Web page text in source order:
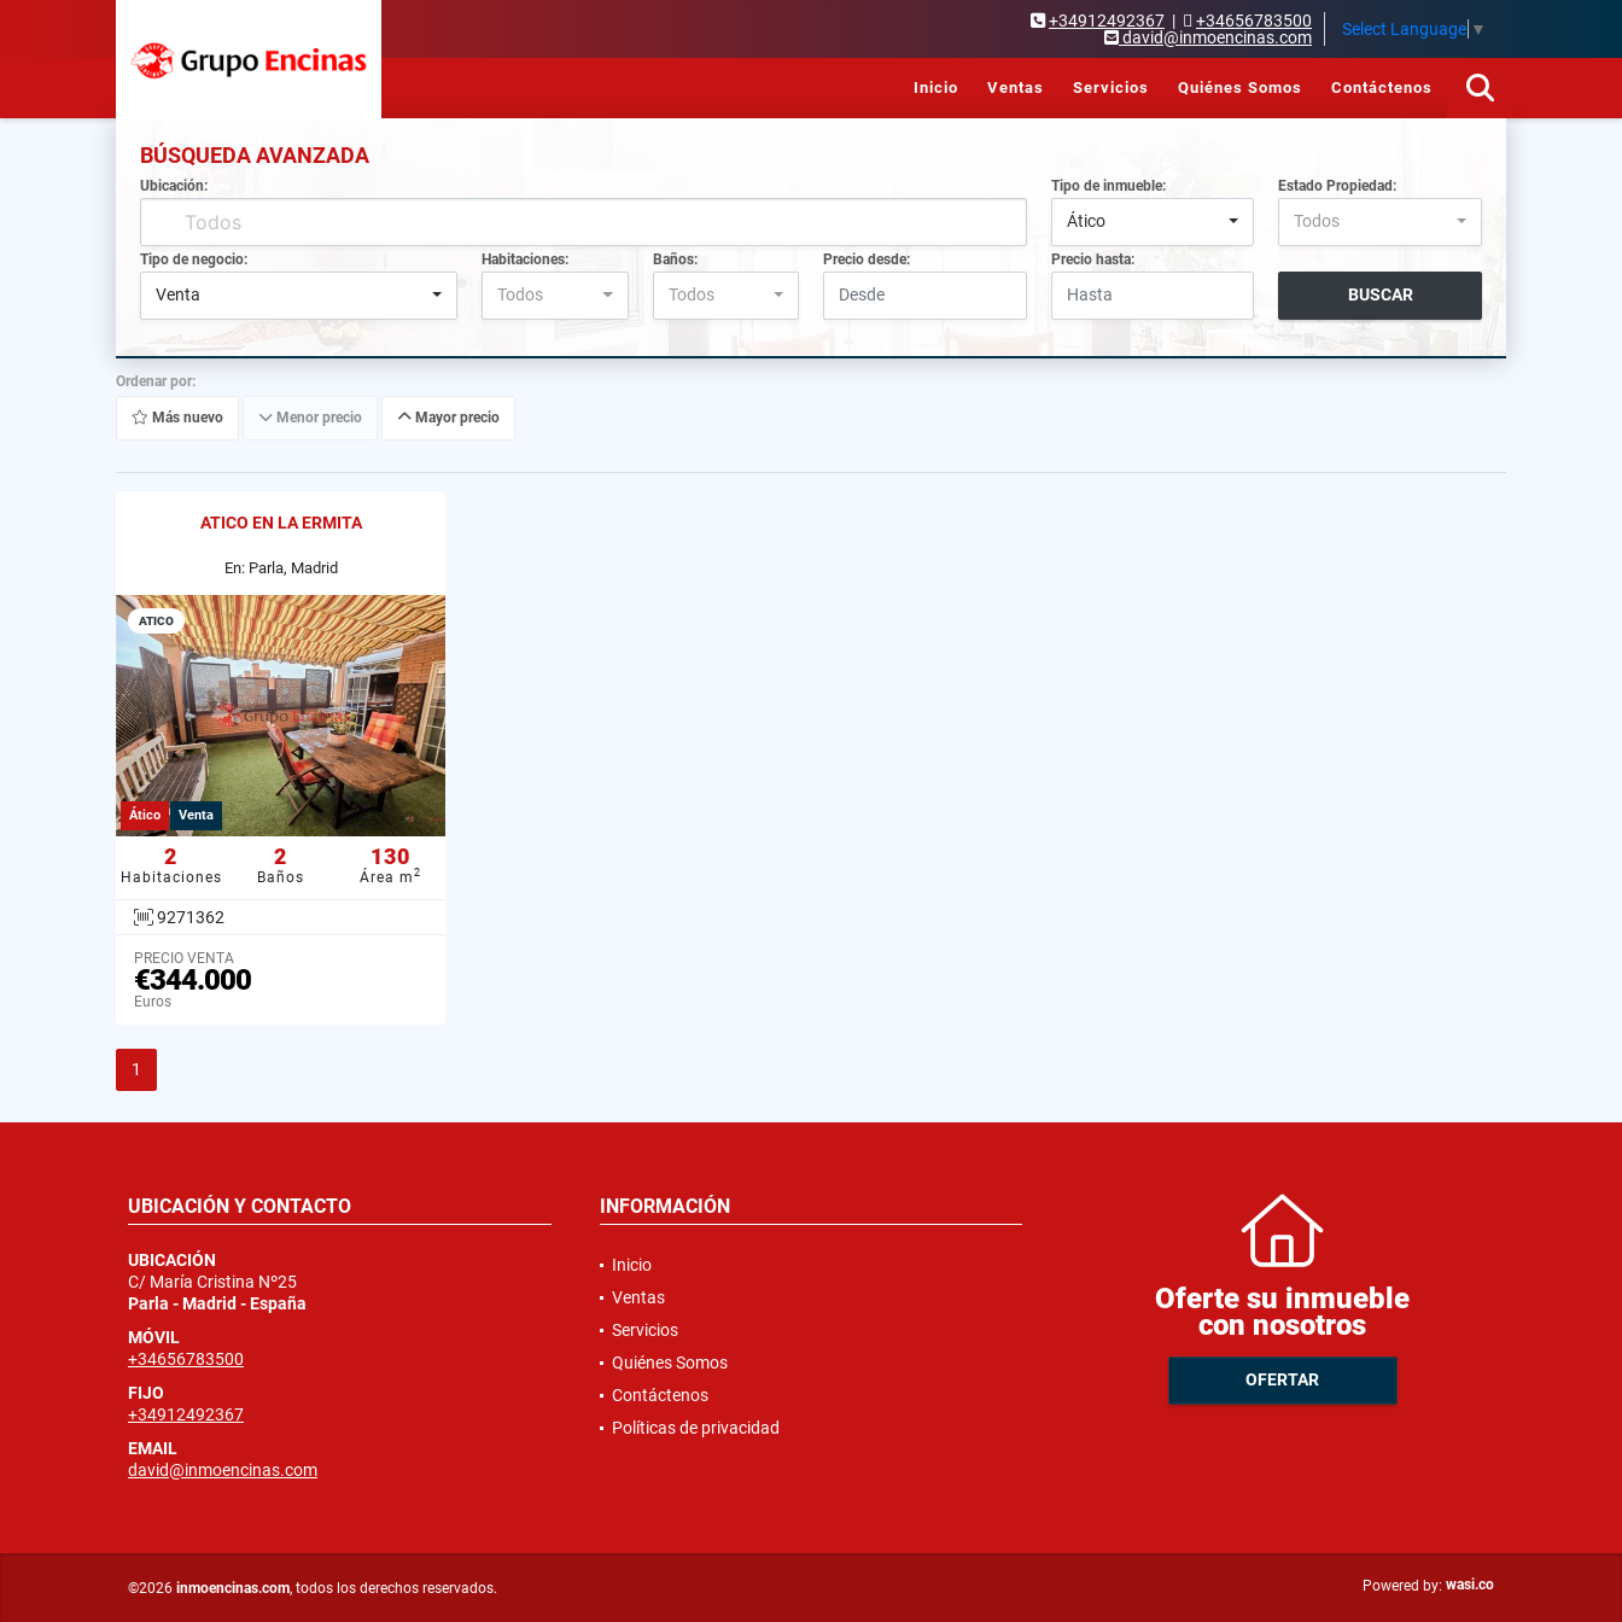
+34912492367 |
+34656783500
david@inmoencinas.com
Select Language ▼
Inicio Ventas Servicios Quiénes Somos Contáctenos
BÚSQUEDA AVANZADA
Ubicación: Tipo de inmueble:
Ático
Estado Propiedad:
Todos
Tipo de negocio:
Venta
Habitaciones:
Todos
Baños:
Todos
Precio desde: Precio hasta:
BUSCAR
Ordenar por:
Más nuevo Menor precio Mayor precio
ATICO EN LA ERMITA
En: Parla, Madrid
ATICO
Ático Venta
2
Habitaciones
2
Baños
130
Área m 2
9271362
PRECIO VENTA
€344.000
Euros
1
UBICACIÓN Y CONTACTO
UBICACIÓN
C/ María Cristina Nº25
Parla - Madrid - España
MÓVIL
+34656783500
FIJO
+34912492367
EMAIL
david@inmoencinas.com
INFORMACIÓN
Inicio
Ventas
Servicios
Quiénes Somos
Contáctenos
Políticas de privacidad
Oferte su inmueble
con nosotros
OFERTAR
©2026 inmoencinas.com, todos los derechos reservados. Powered by: wasi.co